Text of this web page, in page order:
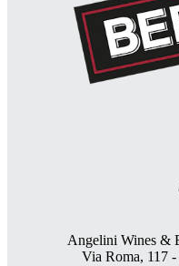
Angelini Wines &
Via Roma, 117